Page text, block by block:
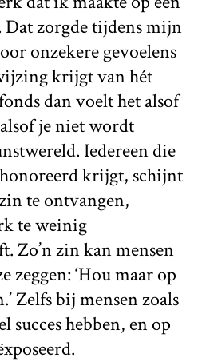
Dat zorgde tijdens mijn
onzekere gevoelens
krijgt van hét
dan voelt het alsof
je niet wordt
Iedereen die
krijgt, schijnt
te ontvangen,
te weinig
Zo’n zin kan mensen
zeggen: ‘Hou maar op
Zelfs bij mensen zoals
succes hebben, en op